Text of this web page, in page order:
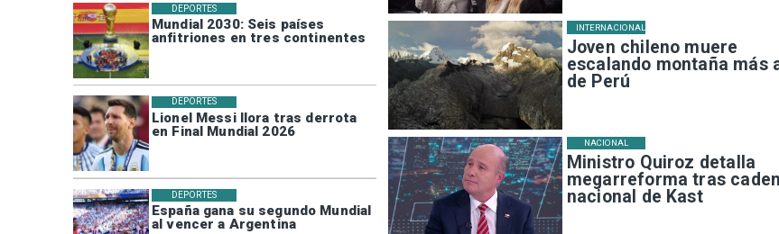
Mundial 2030: Seis países
anfitriones en tres continentes
DEPORTES
Lionel Messi llora tras derrota
en Final Mundial 2026
DEPORTES
España gana su segundo Mundial
al vencer a Argentina
DEPORTES
Joven chileno muere
escalando montaña más
de Perú
INTERNACIONAL
Ministro Quiroz detalla
megarreforma tras
nacional de Kast
NACIONAL